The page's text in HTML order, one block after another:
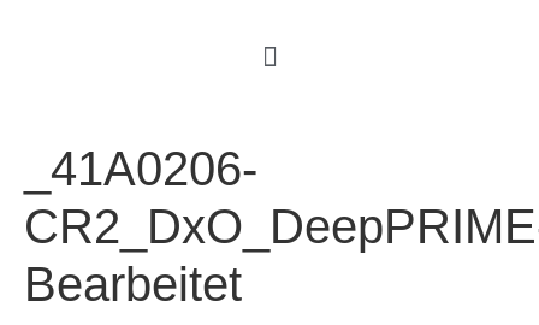
_41A0206-
Bearbeitet